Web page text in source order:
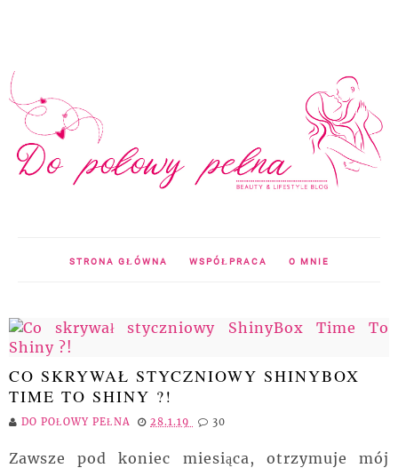
STRONA GŁÓWNA WSPÓŁPRACA O MNIE
CO SKRYWAŁ STYCZNIOWY SHINYBOX
TIME TO SHINY ?!
DO POŁOWY PEŁNA 28.1.19 30
Zawsze pod koniec miesiąca, otrzymuje mój